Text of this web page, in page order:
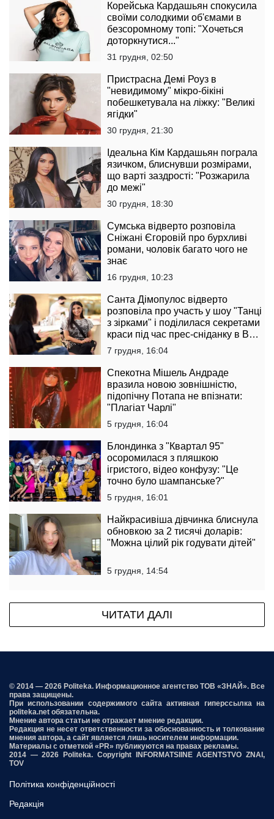
Корейська Кардашьян спокусила
своїми солодкими об'ємами в
безсоромному топі: "Хочеться
доторкнутися..."
31 грудня, 02:50
Пристрасна Демі Роуз в
"невидимому" мікро-бікіні
побешкетувала на ліжку: "Великі
ягідки"
30 грудня, 21:30
Ідеальна Кім Кардашьян пограла
язичком, блиснувши розмірами,
що варті заздрості: "Розжарила
до межі"
30 грудня, 18:30
Сумська відверто розповіла
Сніжані Єгоровій про бурхливі
романи, чоловік багато чого не
знає
16 грудня, 10:23
Санта Дімопулос відверто
розповіла про участь у шоу "Танці
з зірками" і поділилася секретами
краси під час прес-сніданку в B
Boutique Bar
7 грудня, 16:04
Спекотна Мішель Андраде
вразила новою зовнішністю,
підопічну Потапа не впізнати:
"Плагіат Чарлі"
5 грудня, 16:04
Блондинка з "Квартал 95"
осоромилася з пляшкою
ігристого, відео конфузу: "Це
точно було шампанське?"
5 грудня, 16:01
Найкрасивіша дівчинка блиснула
обновкою за 2 тисячі доларів:
"Можна цілий рік годувати дітей"
5 грудня, 14:54
ЧИТАТИ ДАЛІ
© 2014 — 2026 Politeka. Информационное агентство ТОВ «ЗНАЙ». Все
права защищены.
При использовании содержимого сайта активная гиперссылка на
politeka.net обязательна.
Мнение автора статьи не отражает мнение редакции.
Редакция не несет ответственности за обоснованность и толкование
мнения автора, а сайт является лишь носителем информации.
Материалы с отметкой «PR» публикуются на правах рекламы.
2014 — 2026 Politeka. Copyright INFORMATSIINE AGENTSTVO ZNAI,
TOV
Політика конфіденційності
Редакція